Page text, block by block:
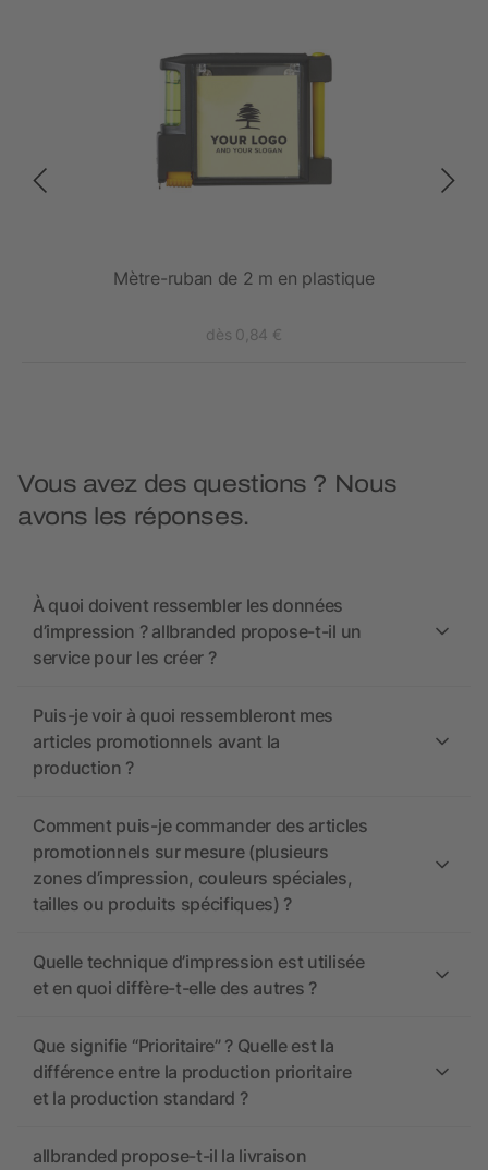
Mètre-ruban de 2 m en plastique
dès 0,84 €
Vous avez des questions ? Nous
avons les réponses.
À quoi doivent ressembler les données
d’impression ? allbranded propose-t-il un
service pour les créer ?
Puis-je voir à quoi ressembleront mes
articles promotionnels avant la
production ?
Comment puis-je commander des articles
promotionnels sur mesure (plusieurs
zones d’impression, couleurs spéciales,
tailles ou produits spécifiques) ?
Quelle technique d’impression est utilisée
et en quoi diffère-t-elle des autres ?
Que signifie “Prioritaire” ? Quelle est la
différence entre la production prioritaire
et la production standard ?
allbranded propose-t-il la livraison